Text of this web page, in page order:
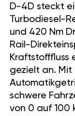
D-4D steckt
Turbodiesel-
und 420 Nm
Rail-
Kraftstofffluss
gezielt an.
schwere
von 0 auf 100